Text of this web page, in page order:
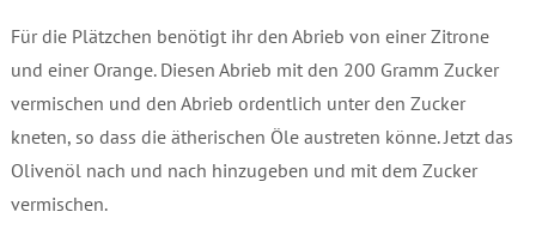
Für die Plätzchen benötigt ihr den Abrieb von einer Zitrone
und einer Orange. Diesen Abrieb mit den 200 Gramm Zucker
vermischen und den Abrieb ordentlich unter den Zucker
kneten, so dass die ätherischen Öle austreten könne. Jetzt das
Olivenöl nach und nach hinzugeben und mit dem Zucker
vermischen.